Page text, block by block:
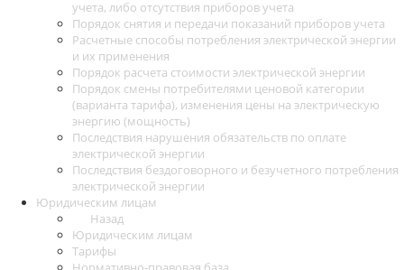
учета, либо отсутствия приборов учета
Порядок снятия и передачи показаний приборов учета
Расчетные способы потребления электрической энергии
и их применения
Порядок расчета стоимости электрической энергии
Порядок смены потребителями ценовой категории
(варианта тарифа), изменения цены на электрическую
энергию (мощность)
Последствия нарушения обязательств по оплате
электрической энергии
Последствия бездоговорного и безучетного потребления
электрической энергии
Юридическим лицам
Назад
Юридическим лицам
Тарифы